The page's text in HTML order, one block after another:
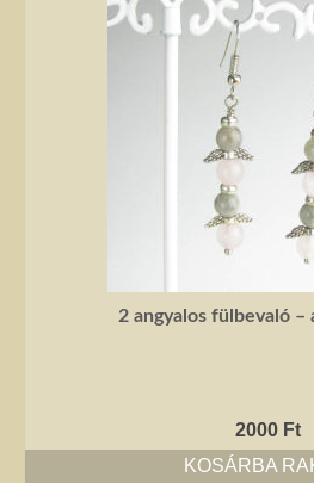
2 angyalos fülbevaló –
2000 Ft
KOSÁRBA